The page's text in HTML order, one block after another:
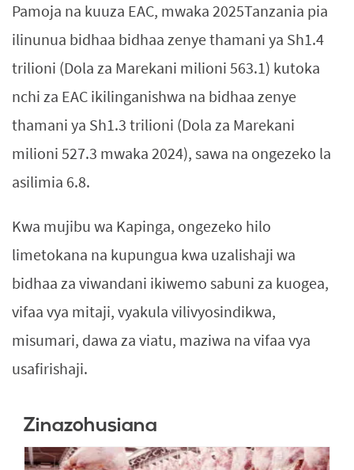
Pamoja na kuuza EAC, mwaka 2025Tanzania pia
ilinunua bidhaa bidhaa zenye thamani ya Sh1.4
trilioni (Dola za Marekani milioni 563.1) kutoka
nchi za EAC ikilinganishwa na bidhaa zenye
thamani ya Sh1.3 trilioni (Dola za Marekani
milioni 527.3 mwaka 2024), sawa na ongezeko la
asilimia 6.8.
Kwa mujibu wa Kapinga, ongezeko hilo
limetokana na kupungua kwa uzalishaji wa
bidhaa za viwandani ikiwemo sabuni za kuogea,
vifaa vya mitaji, vyakula vilivyosindikwa,
misumari, dawa za viatu, maziwa na vifaa vya
usafirishaji.
Zinazohusiana